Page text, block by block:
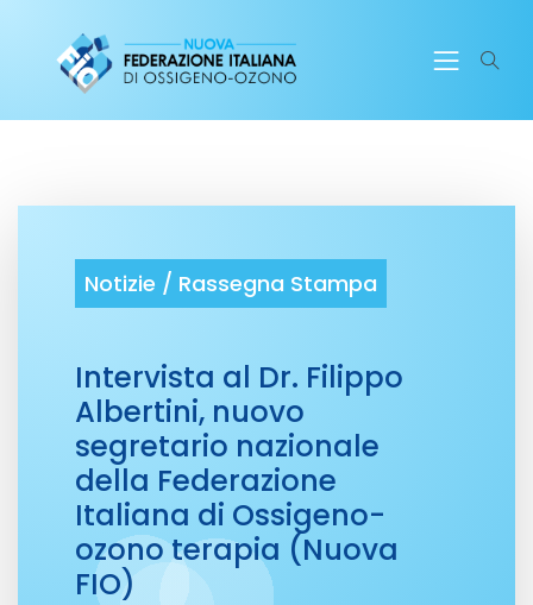
Notizie / Rassegna Stampa
Intervista al Dr. Filippo
Albertini, nuovo
segretario nazionale
della Federazione
Italiana di Ossigeno-
ozono terapia (Nuova
FIO)